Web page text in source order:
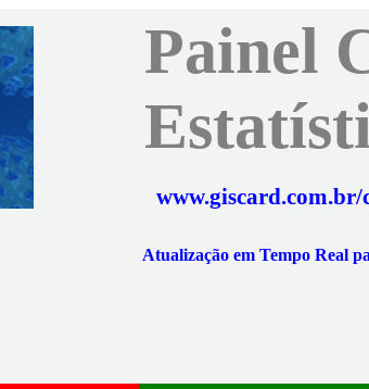
Painel
Atualização em Tempo Real